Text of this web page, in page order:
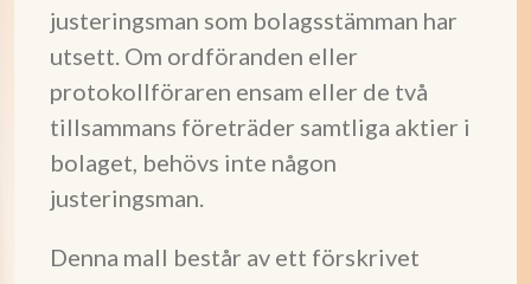
justeringsman som bolagsstämman har
utsett. Om ordföranden eller
protokollföraren ensam eller de två
tillsammans företräder samtliga aktier i
bolaget, behövs inte någon
justeringsman.
Denna mall består av ett förskrivet